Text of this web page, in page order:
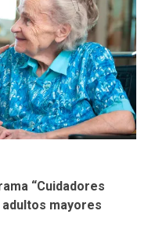
“Cuidadores
mayores